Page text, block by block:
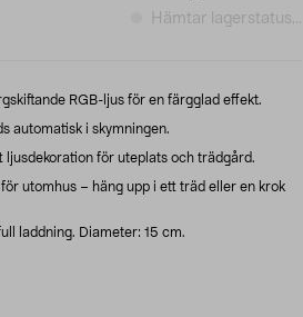
Hämtar lagerstatus...
RGB-ljus för en färgglad effekt.
automatisk i skymningen.
ljusdekoration för uteplats och trädgård.
utomhus – häng upp i ett träd eller en krok
laddning. Diameter: 15 cm.